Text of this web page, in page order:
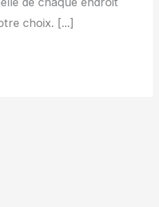
choix. [...]